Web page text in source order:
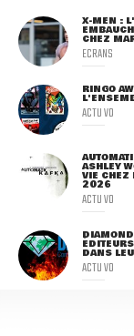
X-MEN :
CHEZ
ECRANS
RINGO
ACTU VO
ASHLEY
VIE CHEZ
2026
ACTU VO
DANS
ACTU VO